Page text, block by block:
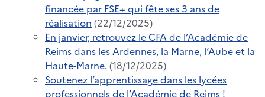
financée par FSE+ qui fête ses 3 ans de
réalisation (22/12/2025)
En janvier, retrouvez le CFA de l’Académie de
Reims dans les Ardennes, la Marne, l’Aube et la
Haute-Marne. (18/12/2025)
Soutenez l’apprentissage dans les lycées
professionnels de l’Académie de Reims !